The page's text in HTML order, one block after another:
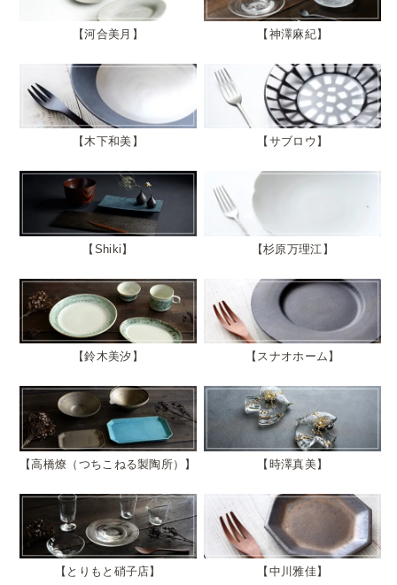
河合美月 神澤麻紀
木下和美 サブロウ
Shiki 杉原万理江
鈴木美汐 スナオホーム
高橋燎（つちこねる製陶所） 時澤真美
とりもと硝子店 中川雅佳